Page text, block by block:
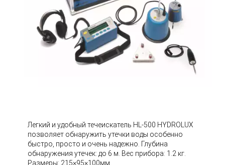
Легкий и удобный течеискатель HL-500 HYDROLUX
позволяет обнаружить утечки воды особенно
быстро, просто и очень надежно. Глубина
обнаружения утечек: до 6 м. Вес прибора: 1.2 кг.
Размеры: 215×95×100мм.